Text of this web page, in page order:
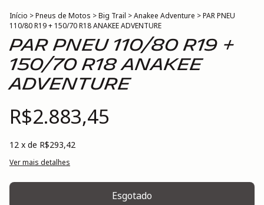
Início >Pneus de Motos >Big Trail >Anakee Adventure >PAR PNEU
110/80 R19 + 150/70 R18 ANAKEE ADVENTURE
PAR PNEU 110/80 R19 +
150/70 R18 ANAKEE
ADVENTURE
R$2.883,45
12 x de R$293,42
Ver mais detalhes